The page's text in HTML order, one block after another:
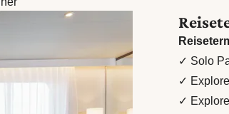
✓ Solo
✓
✓